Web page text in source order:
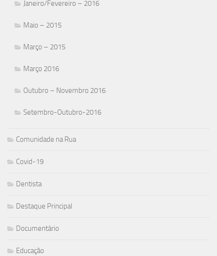
Janeiro/Fevereiro – 2016
Maio – 2015
Março – 2015
Março 2016
Outubro – Novembro 2016
Setembro-Outubro-2016
Comunidade na Rua
Covid-19
Dentista
Destaque Principal
Documentário
Educação